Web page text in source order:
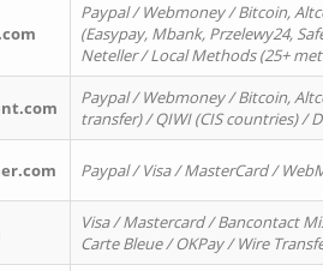
Paypal / Webmoney / Bitcoin,
(Easypay, Mbank, Przelewy24,
Neteller / Local Methods (25+
Paypal / Webmoney / Bitcoin,
transfer) / QIWI (CIS countries) /
Paypal / Visa / MasterCard /
Visa / Mastercard / Bancontact
Carte Bleue / OKPay / Wire